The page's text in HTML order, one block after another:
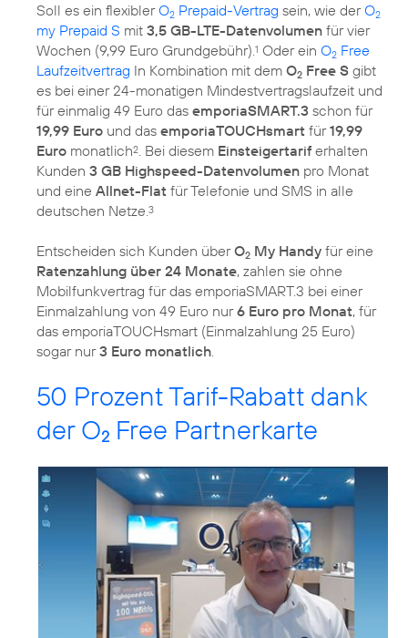
Soll es ein flexiblerO2 Prepaid-Vertrag sein, wie derO2
my Prepaid S mit 3,5 GB-LTE-Datenvolumen für vier
Wochen (9,99 Euro Grundgebühr).1 Oder ein O2 Free
Laufzeitvertrag In Kombination mit dem O2 Free S gibt
es bei einer 24-monatigen Mindestvertragslaufzeit und
für einmalig 49 Euro das emporiaSMART.3 schon für
19,99 Euro und das emporiaTOUCHsmart für19,99
Euro monatlich2. Bei diesem Einsteigertarif erhalten
Kunden 3 GB Highspeed-Datenvolumen pro Monat
und eine Allnet-Flat für Telefonie und SMS in alle
deutschen Netze.3
Entscheiden sich Kunden überO2 My Handy für eine
Ratenzahlung über 24 Monate, zahlen sie ohne
Mobilfunkvertrag für das emporiaSMART.3 bei einer
Einmalzahlung von 49 Euro nur6 Euro pro Monat, für
das emporiaTOUCHsmart (Einmalzahlung 25 Euro)
sogar nur3 Euro monatlich.
50 Prozent Tarif-Rabatt dank
der O2 Free Partnerkarte